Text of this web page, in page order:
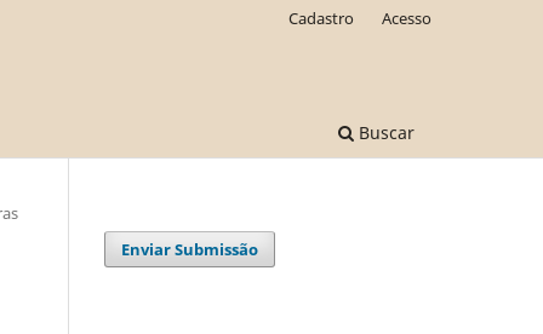
Buscar
Cadastro Acesso
Enviar Submissão